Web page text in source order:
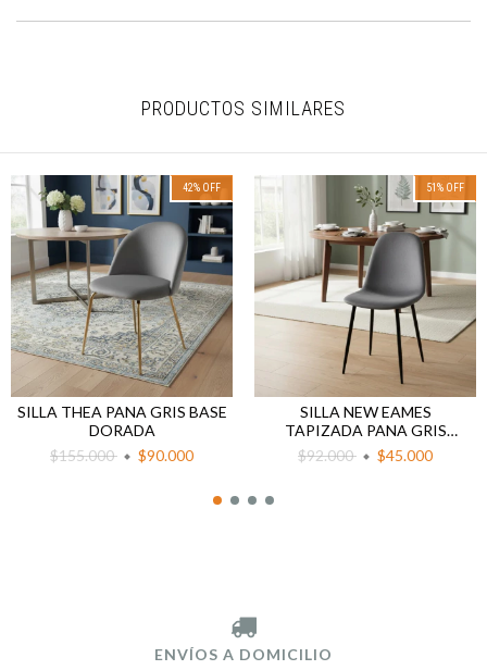
PRODUCTOS SIMILARES
42% OFF
SILLA THEA PANA GRIS BASE
DORADA
$155.000
$90.000
51 % OFF
SILLA NEW EAMES
TAPIZADA PANA GRIS
OSCURO PATA NEGRA
$92.000 $45.000
ENVÍOS A DOMICILIO